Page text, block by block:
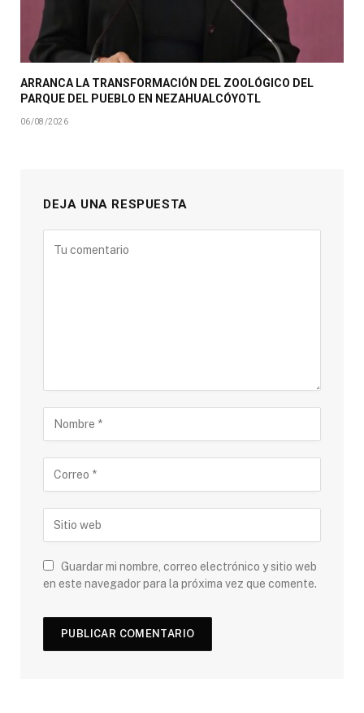
ARRANCA LA TRANSFORMACIÓN DEL ZOOLÓGICO DEL
PARQUE DEL PUEBLO EN NEZAHUALCÓYOTL
06/08/2026
DEJA UNA RESPUESTA
Guardar mi nombre, correo electrónico y sitio web
en este navegador para la próxima vez que comente.